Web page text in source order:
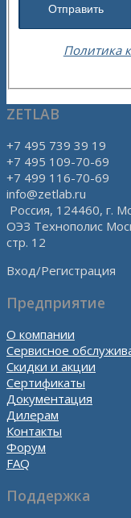
Политика
ZETLAB
+7 495 739 39 19
+7 495 109-70-69
+7 499 116-70-69
info@zetlab.ru
Россия, 124460, г.
ОЭЗ Технополис
стр. 12
Вход/Регистрация
Предприятие
О компании
Сервисное
Скидки и акции
Сертификаты
Документация
Дилерам
Контакты
Форум
FAQ
Поддержка